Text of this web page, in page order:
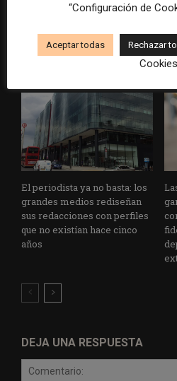
Usar la IA solo para producir
el periodismo
El periodista ya no basta: los
grandes medios rediseñan
sus redacciones con perfiles
que no existían hace cinco
años
DEJA UNA RESPUESTA
“Configuración de
Aceptar todas Rechazar
Cookies